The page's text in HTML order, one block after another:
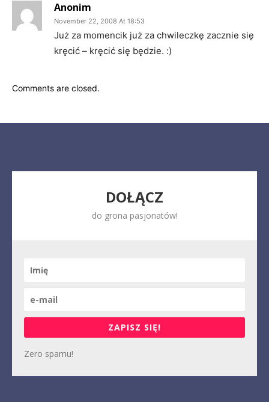
Anonim
November 22, 2008 At 18:53
Już za momencik już za chwileczkę zacznie się
kręcić – kręcić się będzie. :)
Comments are closed.
DOŁĄCZ
do grona pasjonatów!
ZAPISZ SIĘ!
Zero spamu!